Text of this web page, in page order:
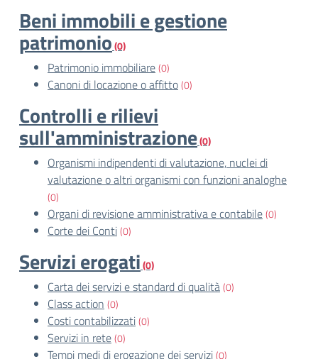
Beni immobili e gestione
patrimonio(0)
Patrimonio immobiliare(0)
Canoni di locazione o affitto(0)
Controlli e rilievi
sull'amministrazione(0)
Organismi indipendenti di valutazione, nuclei di
valutazione o altri organismi con funzioni analoghe
(0)
Organi di revisione amministrativa e contabile(0)
Corte dei Conti(0)
Servizi erogati(0)
Carta dei servizi e standard di qualità(0)
Class action (0)
Costi contabilizzati(0)
Servizi in rete(0)
Tempi medi di erogazione dei servizi(0)